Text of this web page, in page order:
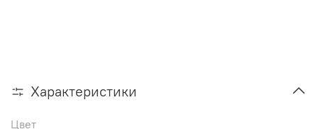
Характеристики
Цвет